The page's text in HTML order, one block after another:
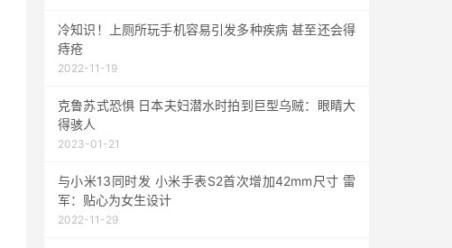
冷知识！上厕所玩手机容易引发多种疾病 甚至还会得
痔疮
2022-11-19
克鲁苏式恐惧 日本夫妇潜水时拍到巨型乌贼：眼睛大
得骇人
2023-01-21
与小米13同时发 小米手表S2首次增加42mm尺寸 雷
军：贴心为女生设计
2022-11-29